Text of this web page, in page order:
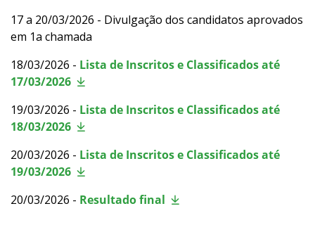
Editais
17 a 20/03/2026 - Divulgação dos candidatos aprovados
em 1a chamada
18/03/2026 - Lista de Inscritos e Classificados até
17/03/2026
19/03/2026 - Lista de Inscritos e Classificados até
18/03/2026
20/03/2026 - Lista de Inscritos e Classificados até
19/03/2026
20/03/2026 - Resultado final